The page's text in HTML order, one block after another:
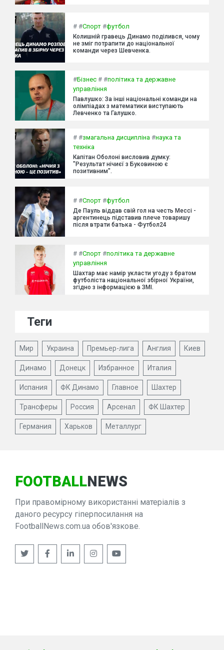
# #Спорт #футбол
Колишній гравець Динамо поділився, чому
не зміг потрапити до національної
команди через Шевченка.
#Бізнес # #політика та державне
управління
Павлушко: За інші національні команди на
олімпіадах з математики виступають
Левченко та Галушко.
# #змагальна дисципліна #наука та
техніка
Капітан Оболоні висловив думку:
"Результат нічиєї з Буковиною є
позитивним".
# #Спорт #футбол
Де Пауль віддав свій гол на честь Мессі -
аргентинець підставив плече товаришу
після втрати батька - Футбол24
# #Спорт #політика та державне
управління
Шахтар має намір укласти угоду з братом
футболіста національної збірної України,
згідно з інформацією в ЗМІ.
Теги
Мир Украина Премьер-лига Англия Киев
Динамо Донецк Избранное Италия
Испания ФК Динамо Главное Шахтер
Трансферы Россия Арсенал ФК Шахтер
Германия Харьков Металлург
FOOTBALLNEWS
При правомірному використанні матеріалів з
даного ресурсу гіперпосилання на
FootballNews.com.ua обов'язкове.